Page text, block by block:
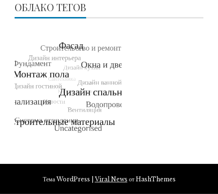
ОБЛАКО ТЕГОВ
Тема WordPress |Viral News от HashThemes